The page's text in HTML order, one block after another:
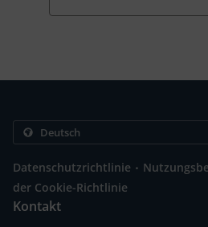
Datenschutzrichtlinie .
der Cookie-Richtlinie
Kontakt